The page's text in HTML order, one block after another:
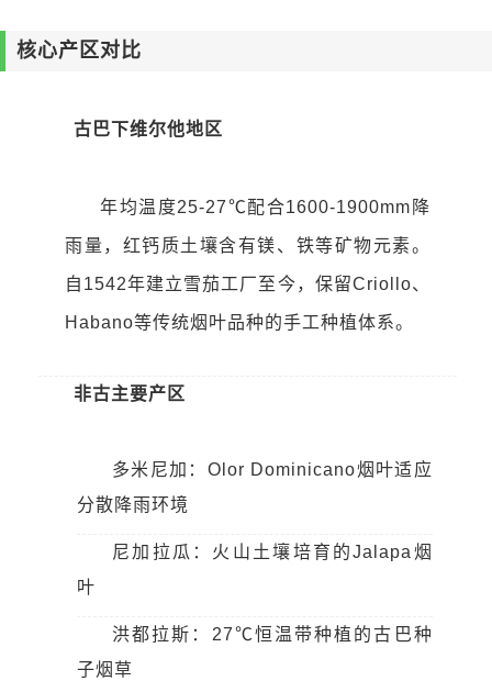
核心产区对比
古巴下维尔他地区
年均温度25-27℃配合1600-1900mm降
雨量，红钙质土壤含有镁、铁等矿物元素。
自1542年建立雪茄工厂至今，保留Criollo、
Habano等传统烟叶品种的手工种植体系。
非古主要产区
多米尼加：Olor Dominicano烟叶适应
分散降雨环境
尼加拉瓜：火山土壤培育的Jalapa烟
叶
洪都拉斯：27℃恒温带种植的古巴种
子烟草